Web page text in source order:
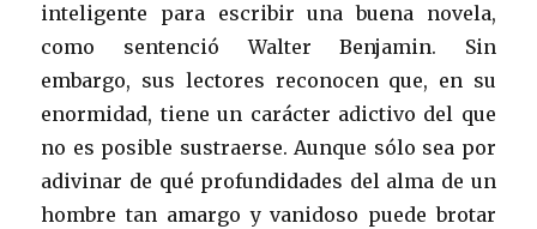
inteligente para escribir una buena novela,
como sentenció Walter Benjamin. Sin
embargo, sus lectores reconocen que, en su
enormidad, tiene un carácter adictivo del que
no es posible sustraerse. Aunque sólo sea por
adivinar de qué profundidades del alma de un
hombre tan amargo y vanidoso puede brotar